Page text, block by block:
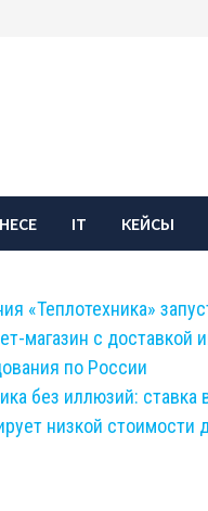
IT КЕЙСЫ
«Теплотехника»
магазин с доставкой
по России
без иллюзий: ставка
низкой стоимости